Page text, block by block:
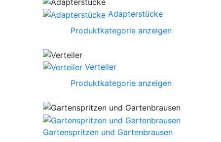
Adapterstücke
Produktkategorie anzeigen
Verteiler
Produktkategorie anzeigen
Gartenspritzen und Gartenbrausen